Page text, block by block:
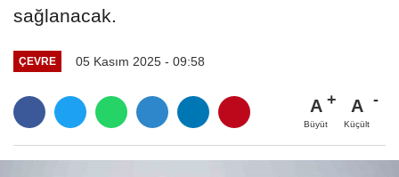
sağlanacak.
ÇEVRE 05 Kasım 2025 - 09:58
A
Büyüt
A
Küçült